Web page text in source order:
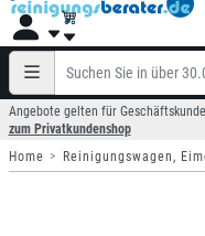
Angebote gelten für
zum Privatkundenshop
Home
Reinigungswagen,